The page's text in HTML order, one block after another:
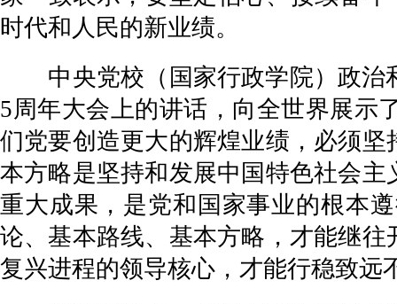
时代和人民的新业绩。
中央党校（国家行政学院）政治
5周年大会上的讲话，向全世界展示
们党要创造更大的辉煌业绩，必须
本方略是坚持和发展中国特色社会
重大成果，是党和国家事业的根本
论、基本路线、基本方略，才能继
复兴进程的领导核心，才能行稳致远